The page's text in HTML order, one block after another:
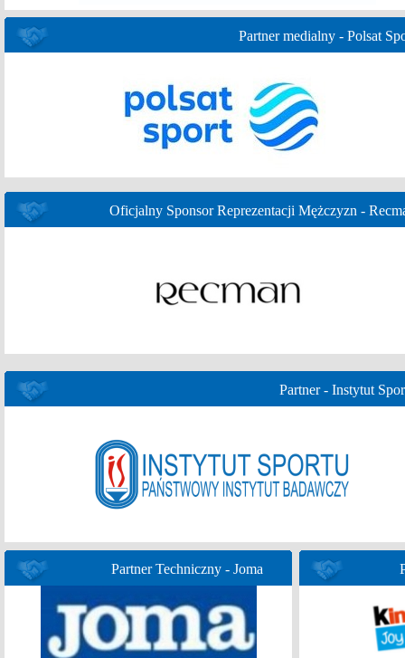
Partner medialny - Polsat
Oficjalny Sponsor Reprezentacji Mężczyzn -
Partner - Instytut
Partner Techniczny - Joma